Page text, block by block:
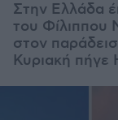
Στην Ελλάδα
του Φίλιππου
στον
Κυριακή πήγε